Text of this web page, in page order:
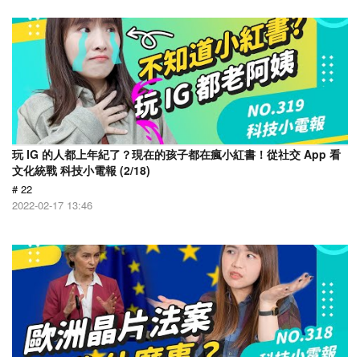
玩 IG 的人都上年紀了？現在的孩子都在瘋小紅書！從社交 App 看
文化統戰 科技小電報 (2/18)
# 22
2022-02-17 13:46